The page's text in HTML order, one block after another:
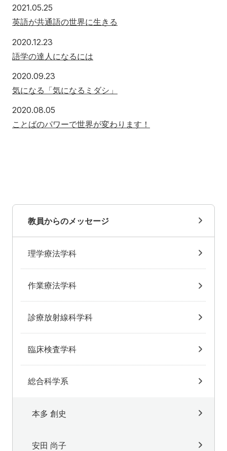
2021.05.25
英語が共通語の世界に生きる
2020.12.23
語学の達人になるには
2020.09.23
気になる「気になるミダシ」
2020.08.05
ことばのパワーで世界が変わります！
教員からのメッセージ
理学療法学科
作業療法学科
診療放射線科学科
臨床検査学科
総合科学系
本多 創史
安田 尚子